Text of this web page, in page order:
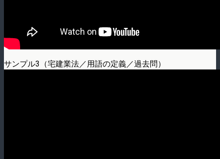
サンプル3（宅建業法／用語の定義／過去問）